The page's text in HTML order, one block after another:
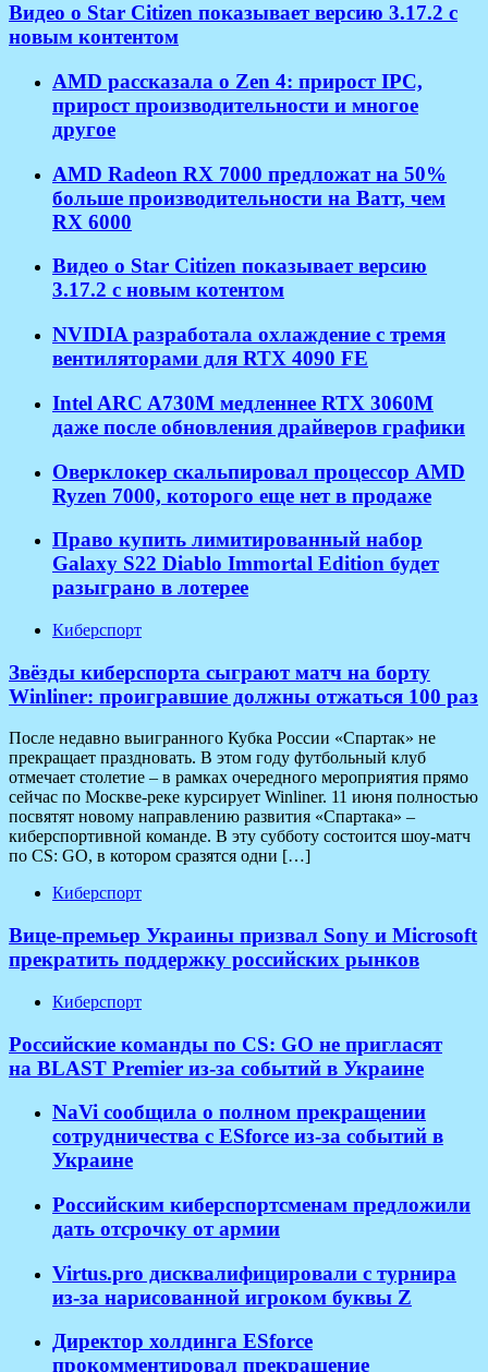
Видео о Star Citizen показывает версию 3.17.2 с
новым контентом
AMD рассказала о Zen 4: прирост IPC,
прирост производительности и многое
другое
AMD Radeon RX 7000 предложат на 50%
больше производительности на Ватт, чем
RX 6000
Видео о Star Citizen показывает версию
3.17.2 с новым котентом
NVIDIA разработала охлаждение с тремя
вентиляторами для RTX 4090 FE
Intel ARC A730M медленнее RTX 3060M
даже после обновления драйверов графики
Оверклокер скальпировал процессор AMD
Ryzen 7000, которого еще нет в продаже
Право купить лимитированный набор
Galaxy S22 Diablo Immortal Edition будет
разыграно в лотерее
Киберспорт
Звёзды киберспорта сыграют матч на борту
Winliner: проигравшие должны отжаться 100 раз
После недавно выигранного Кубка России «Спартак» не
прекращает праздновать. В этом году футбольный клуб
отмечает столетие – в рамках очередного мероприятия прямо
сейчас по Москве-реке курсирует Winliner. 11 июня полностью
посвятят новому направлению развития «Спартака» –
киберспортивной команде. В эту субботу состоится шоу-матч
по CS: GO, в котором сразятся одни […]
Киберспорт
Вице-премьер Украины призвал Sony и Microsoft
прекратить поддержку российских рынков
Киберспорт
Российские команды по CS: GO не пригласят
на BLAST Premier из-за событий в Украине
NaVi сообщила о полном прекращении
сотрудничества с ESforce из-за событий в
Украине
Российским киберспортсменам предложили
дать отсрочку от армии
Virtus.pro дисквалифицировали с турнира
из-за нарисованной игроком буквы Z
Директор холдинга ESforce
прокомментировал прекращение